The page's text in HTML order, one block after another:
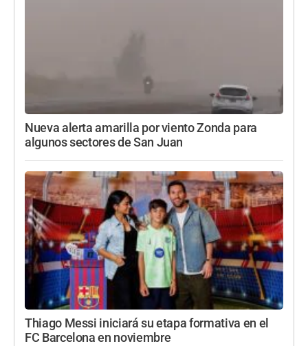
Nueva alerta amarilla por viento Zonda para
algunos sectores de San Juan
Thiago Messi iniciará su etapa formativa en el
FC Barcelona en noviembre